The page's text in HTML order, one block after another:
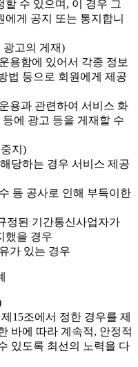
할 수 있으며, 이 경우 그
게 공지 또는 통지합니
광고의 게재)
용함에 있어서 각종 정보
법 등으로 회원에게 제공
용과 관련하여 서비스 화
에 광고 등을 게재할 수
지)
당하는 경우 서비스 제공
등 공사로 인해 부득이한
정된 기간통신사업자가
했을 경우
가 있는 경우
15조에서 정한 경우를 제
바에 따라 계속적, 안정적
있도록 최선의 노력을 다